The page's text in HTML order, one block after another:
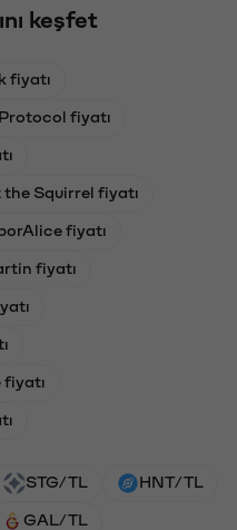
keşfet
fiyatı
fiyatı
Squirrel fiyatı
fiyatı
fiyatı
fiyatı
STG/TL HNT/TL
GAL/TL